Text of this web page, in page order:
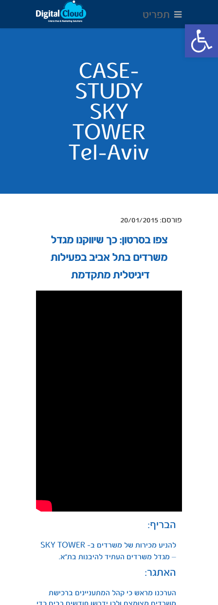
Open toolbar
תפריט
CASE-
STUDY
SKY
TOWER
Tel-Aviv
20/01/2015 :פורסם
צפו בסרטון: כך שיווקנו מגדל
משרדים בתל אביב בפעילות
דיגיטלית מתקדמת
הבריף:
להניע מכירות של משרדים ב- SKY TOWER
– מגדל משרדים העתיד להיבנות בת”א.
האתגר:
הערכנו מראש כי קהל המתעניינים ברכישת